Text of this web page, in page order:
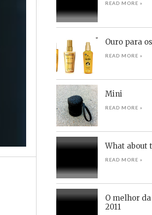
READ MORE »
Ouro para
READ MORE »
Mini
READ MORE »
What about
READ MORE »
O melhor
2011